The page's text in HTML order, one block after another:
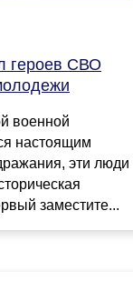
героев СВО
военной
настоящим
эти люди
заместите...